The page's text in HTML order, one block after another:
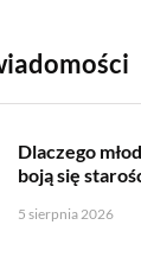
Dlaczego
boją się
5 sierpnia 2026